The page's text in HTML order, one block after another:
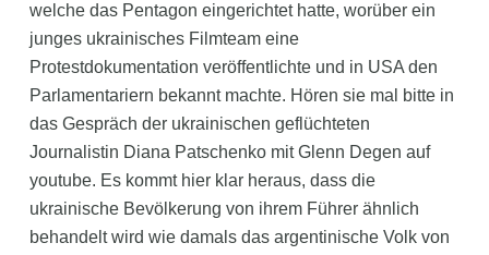
welche das Pentagon eingerichtet hatte, worüber ein
junges ukrainisches Filmteam eine
Protestdokumentation veröffentlichte und in USA den
Parlamentariern bekannt machte. Hören sie mal bitte in
das Gespräch der ukrainischen geflüchteten
Journalistin Diana Patschenko mit Glenn Degen auf
youtube. Es kommt hier klar heraus, dass die
ukrainische Bevölkerung von ihrem Führer ähnlich
behandelt wird wie damals das argentinische Volk von